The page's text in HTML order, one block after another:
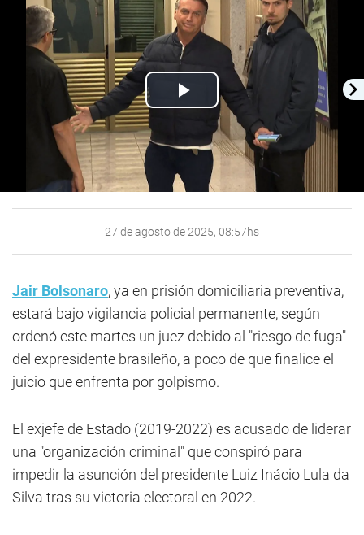
Play
Video
27 de agosto de 2025, 08:57hs
Jair Bolsonaro, ya en prisión domiciliaria preventiva,
estará bajo vigilancia policial permanente, según
ordenó este martes un juez debido al "riesgo de fuga"
del expresidente brasileño, a poco de que finalice el
juicio que enfrenta por golpismo.
El exjefe de Estado (2019-2022) es acusado de liderar
una "organización criminal" que conspiró para
impedir la asunción del presidente Luiz Inácio Lula da
Silva tras su victoria electoral en 2022.